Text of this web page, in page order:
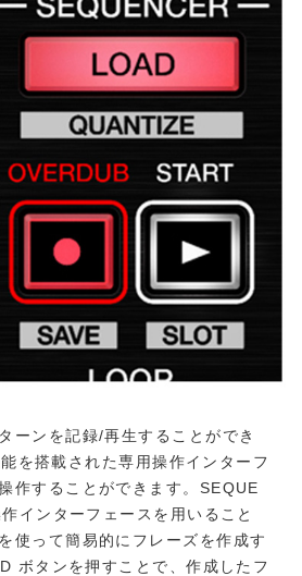
ーンを記録/再生することができ
を搭載された専用操作インターフ
作することができます。SEQUE
インターフェースを用いること
使って簡易的にフレーズを作成す
ボタンを押すことで、作成したフ